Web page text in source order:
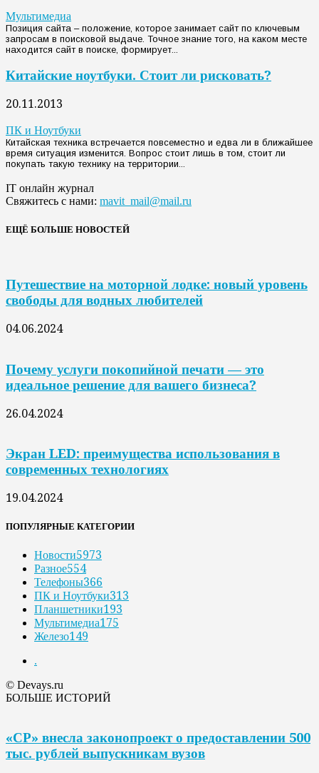
Мультимедиа
Позиция сайта – положение, которое занимает сайт по ключевым
запросам в поисковой выдаче. Точное знание того, на каком месте
находится сайт в поиске, формирует...
Китайские ноутбуки. Стоит ли рисковать?
20.11.2013
ПК и Ноутбуки
Китайская техника встречается повсеместно и едва ли в ближайшее
время ситуация изменится. Вопрос стоит лишь в том, стоит ли
покупать такую технику на территории...
IT онлайн журнал
Свяжитесь с нами: mavit_mail@mail.ru
ЕЩЁ БОЛЬШЕ НОВОСТЕЙ
Путешествие на моторной лодке: новый уровень
свободы для водных любителей
04.06.2024
Почему услуги покопийной печати — это
идеальное решение для вашего бизнеса?
26.04.2024
Экран LED: преимущества использования в
современных технологиях
19.04.2024
ПОПУЛЯРНЫЕ КАТЕГОРИИ
Новости5973
Разное554
Телефоны366
ПК и Ноутбуки313
Планшетники193
Мультимедиа175
Железо149
.
© Devays.ru
БОЛЬШЕ ИСТОРИЙ
«СР» внесла законопроект о предоставлении 500
тыс. рублей выпускникам вузов